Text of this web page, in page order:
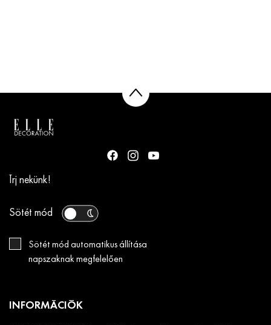
Írj nekünk!
Sötét mód
Sötét mód automatikus állítása
napszaknak megfelelően
INFORMÁCIÓK